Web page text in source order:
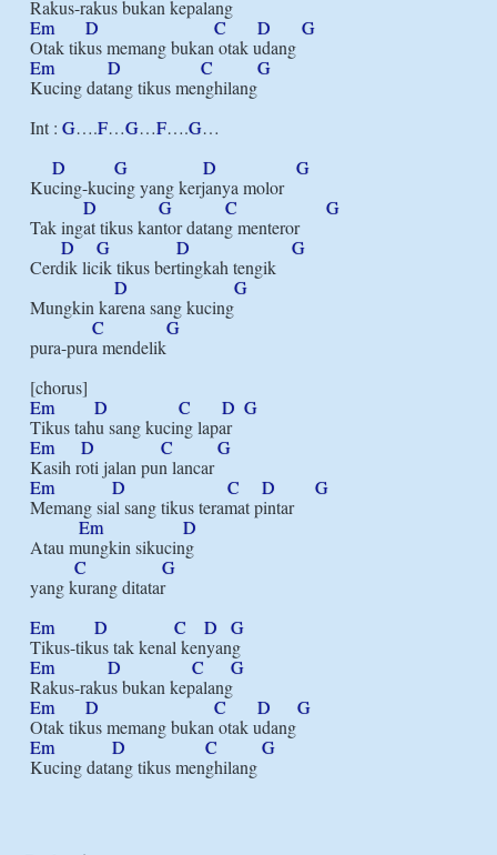
Em
D C D
G
Em
D C
G
Kucing datang tikus menghilang
Int : G….F…G…F….G…
D
G D
G
Kucing-kucing yang kerjanya molor
D
G C
G
Tak ingat tikus kantor datang menteror
D
G D
G
Cerdik licik tikus bertingkah tengik
D
G
Mungkin karena sang kucing
C
G
pura-pura mendelik
Em
D C D G
Em
D C
G
Em
D C D
G
Memang sial sang tikus teramat pintar
Em
D
Atau mungkin sikucing
C
G
yang kurang ditatar
Em
D C D
G
Em
D C
G
Em
D C D
G
Em
D C
G